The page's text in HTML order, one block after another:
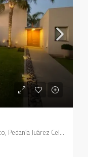
San Francisco, Municipio de San Francisco, Pedanía Juárez Celman, Departamento San Justo, Córdoba, X2400, Argentina